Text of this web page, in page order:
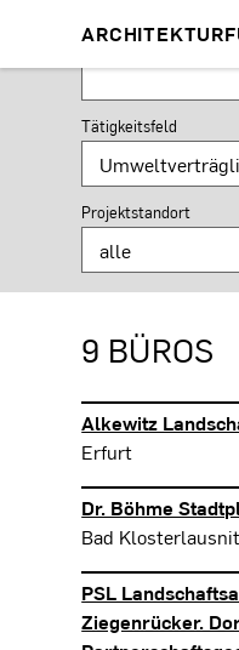
BÜROSUCHE
Suchbegriff
Tätigkeitsfeld
Projektstandort
9 BÜROS
Alkewitz
Erfurt
Dr. Böhme
Bad
PSL
Ziegenrücker.